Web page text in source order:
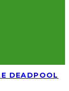
DEADPOOL